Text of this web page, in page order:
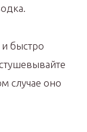
быстро
случае оно